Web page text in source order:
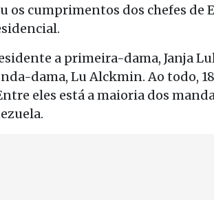
os cumprimentos dos chefes de
a primeira-dama, Janja
dama, Lu Alckmin. Ao todo,
eles está a maioria dos